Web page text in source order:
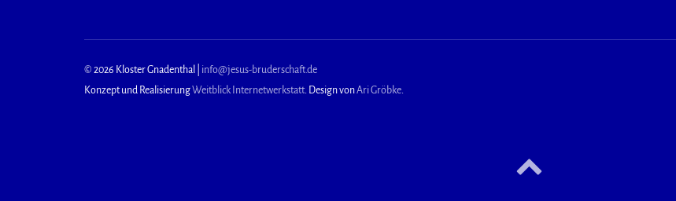
© 2026 Kloster Gnadenthal | info@jesus-bruderschaft.de
Konzept und RealisierungWeitblick Internetwerkstatt. Design vonAri Gröbke.